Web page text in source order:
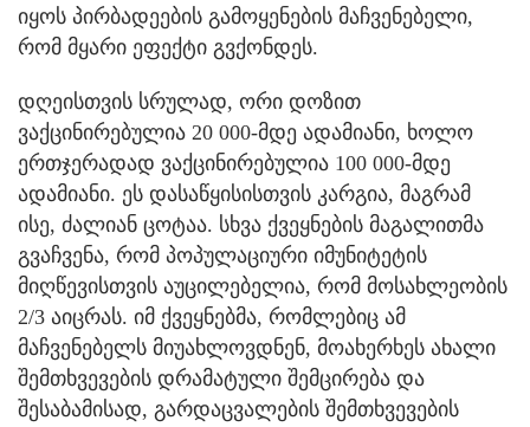
იყოს პირბადეების გამოყენების მაჩვენებელი,
რომ მყარი ეფექტი გვქონდეს.
დღეისთვის სრულად, ორი დოზით
ვაქცინირებულია 20 000-მდე ადამიანი, ხოლო
ერთჯერადად ვაქცინირებულია 100 000-მდე
ადამიანი. ეს დასაწყისისთვის კარგია, მაგრამ
ისე, ძალიან ცოტაა. სხვა ქვეყნების მაგალითმა
გვაჩვენა, რომ პოპულაციური იმუნიტეტის
მიღწევისთვის აუცილებელია, რომ მოსახლეობის
2/3 აიცრას. იმ ქვეყნებმა, რომლებიც ამ
მაჩვენებელს მიუახლოვდნენ, მოახერხეს ახალი
შემთხვევების დრამატული შემცირება და
შესაბამისად, გარდაცვალების შემთხვევების